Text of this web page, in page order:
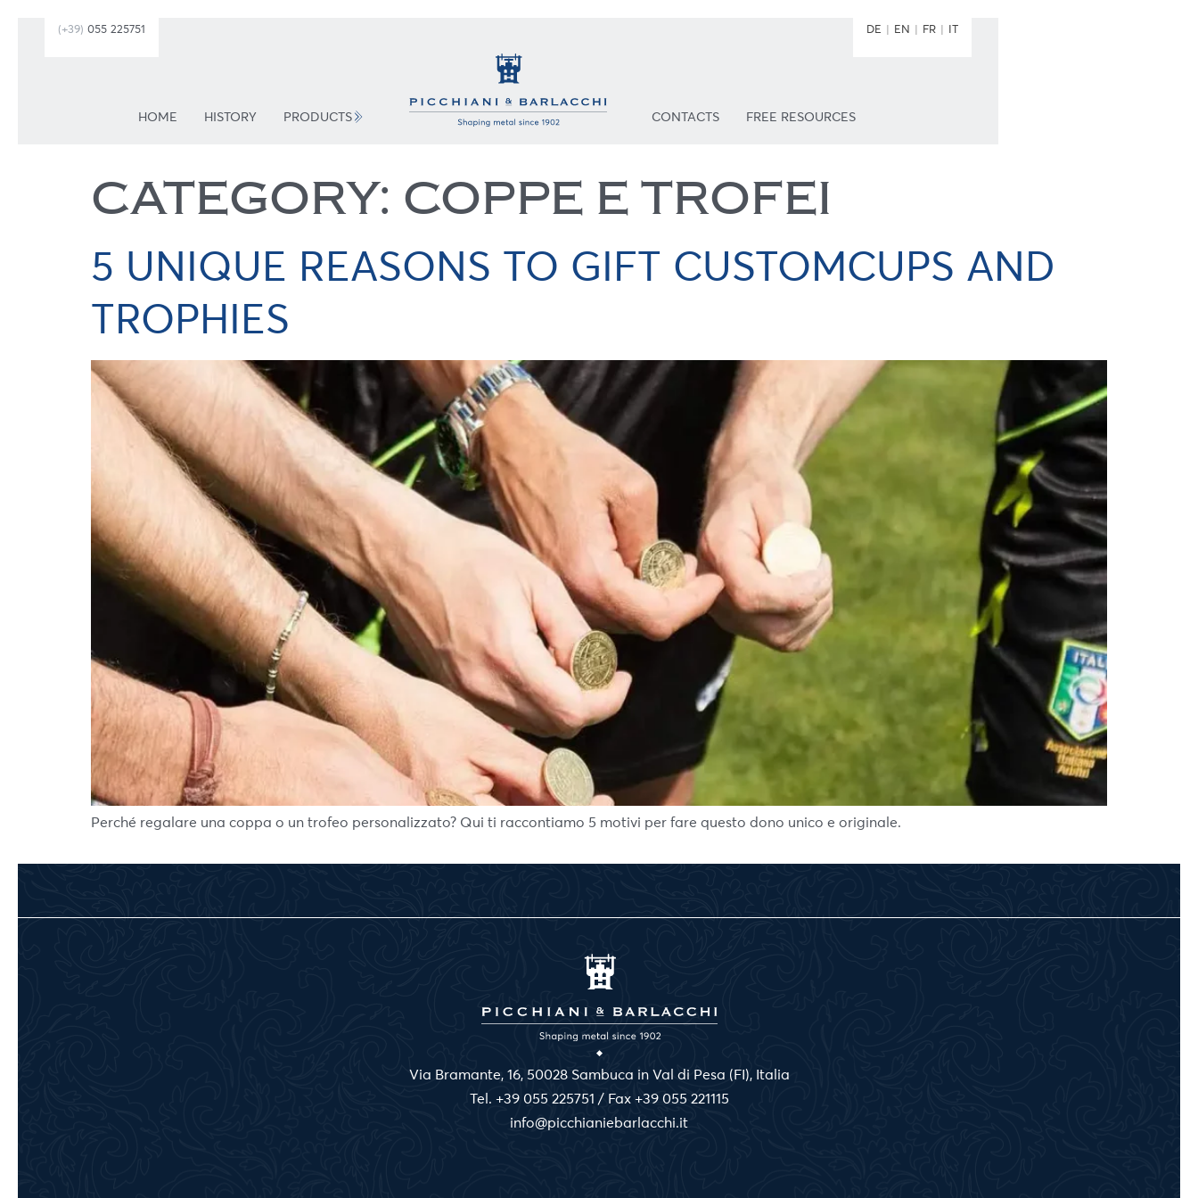
(+39) 055 225751 DE EN FR IT
HOME HISTORY PRODUCTS CONTACTS FREE RESOURCES
CATEGORY: COPPE E TROFEI
5 UNIQUE REASONS TO GIFT CUSTOMCUPS AND
TROPHIES
Perché regalare una coppa o un trofeo personalizzato? Qui ti raccontiamo 5 motivi per fare questo dono unico e originale.
Via Bramante, 16, 50028 Sambuca in Val di Pesa (FI), Italia
Tel. +39 055 225751 / Fax +39 055 221115
info@picchianiebarlacchi.it